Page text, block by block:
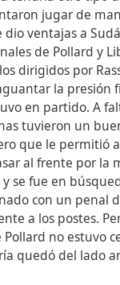
jugar de
ventajas a
de Pollard y
dirigidos por
la presión
en partido. A
tuvieron un
que le permitió
al frente por la
se fue en
con un penal
a los postes.
no estuvo
quedó del lado